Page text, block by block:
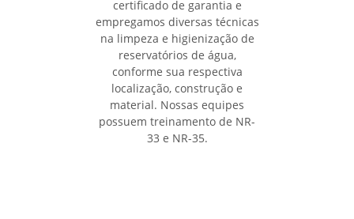
certificado de garantia e
empregamos diversas técnicas
na limpeza e higienização de
reservatórios de água,
conforme sua respectiva
localização, construção e
material. Nossas equipes
possuem treinamento de NR-
33 e NR-35.